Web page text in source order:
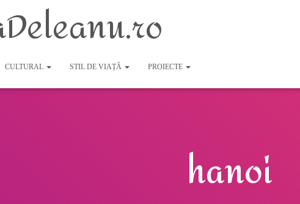
CULTURAL STIL DE VIAȚĂ PROIECTE
hanoi